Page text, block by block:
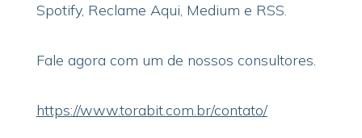
Spotify, Reclame Aqui, Medium e RSS.
Fale agora com um de nossos consultores.
https://www.torabit.com.br/contato/